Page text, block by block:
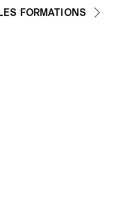
en question les
images aujourd'hui.
FORMATIONS